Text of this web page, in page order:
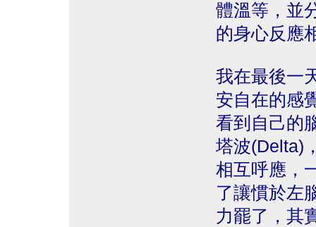
體溫等，並
的身心反應
我在最後一
安自在的感
看到自己的
塔波(Delta)
相互呼應，
了讓慣於左
力罷了，其